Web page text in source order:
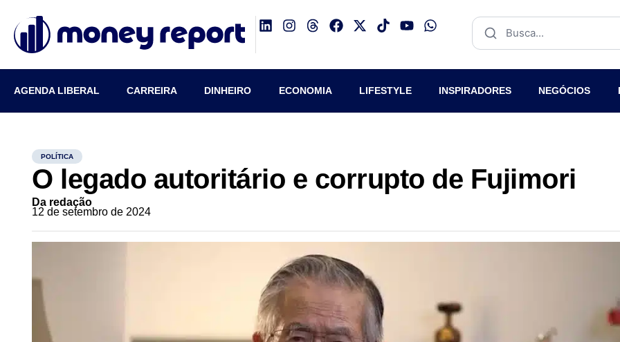
AGENDA LIBERAL CARREIRA DINHEIRO ECONOMIA LIFESTYLE INSPIRADORES NEGÓCIOS
POLÍTICA
O legado autoritário e corrupto de Fujimori
Da redação
12 de setembro de 2024